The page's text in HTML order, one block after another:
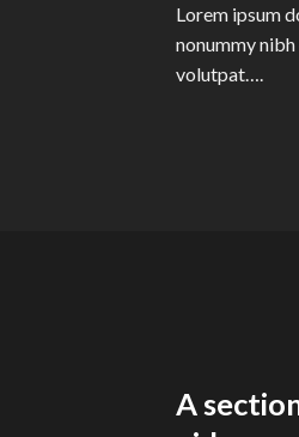
Lorem ipsum
nonummy
volutpat….
A